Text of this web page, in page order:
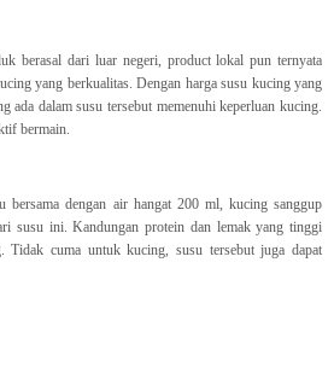
berasal dari luar negeri, product lokal pun ternyata
yang berkualitas. Dengan harga susu kucing yang
ada dalam susu tersebut memenuhi keperluan kucing.
bermain.
bersama dengan air hangat 200 ml, kucing sanggup
susu ini. Kandungan protein dan lemak yang tinggi
Tidak cuma untuk kucing, susu tersebut juga dapat